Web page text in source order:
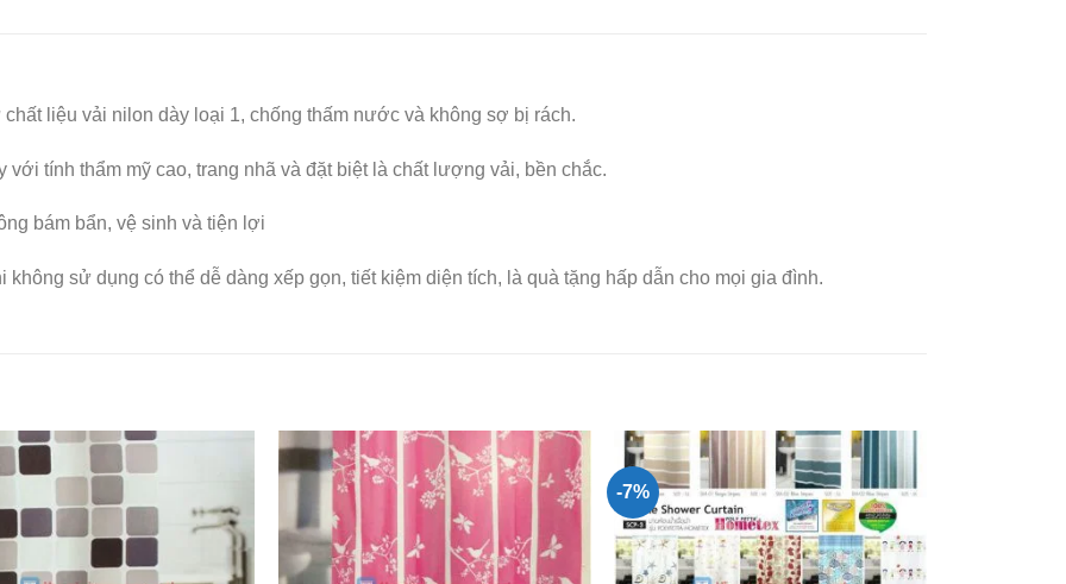
liệu vải nilon dày loại 1, chống thấm nước và không sợ bị rách.
tính thẩm mỹ cao, trang nhã và đặt biệt là chất lượng vải, bền chắc.
bám bẩn, vệ sinh và tiện lợi
sử dụng có thể dễ dàng xếp gọn, tiết kiệm diện tích, là quà tặng hấp dẫn cho mọi gia đình.
Add to
Wishlist
Add to
Wishlist
-7%
Add to
Wishlist